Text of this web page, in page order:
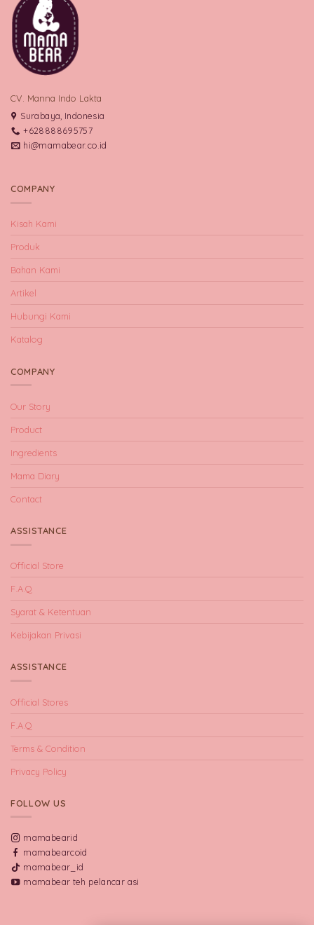
CV. Manna Indo Lakta
Surabaya, Indonesia
+628888695757
hi@mamabear.co.id
COMPANY
Kisah Kami
Produk
Bahan Kami
Artikel
Hubungi Kami
Katalog
COMPANY
Our Story
Product
Ingredients
Mama Diary
Contact
ASSISTANCE
Official Store
F.A.Q
Syarat & Ketentuan
Kebijakan Privasi
ASSISTANCE
Official Stores
F.A.Q
Terms & Condition
Privacy Policy
FOLLOW US
mamabearid
mamabearcoid
mamabear_id
mamabear teh pelancar asi